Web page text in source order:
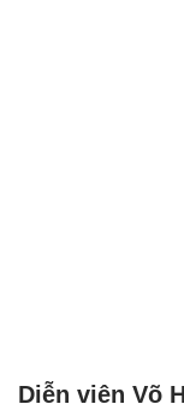
Diễn viên Võ